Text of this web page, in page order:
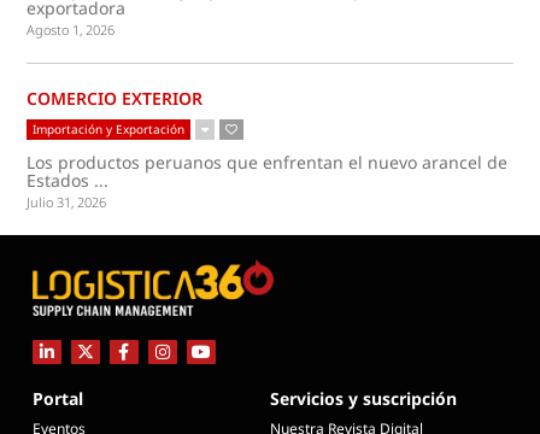
exportadora
Agosto 1, 2026
COMERCIO EXTERIOR
Importación y Exportación
Los productos peruanos que enfrentan el nuevo arancel de
Estados ...
Julio 31, 2026
Portal
Eventos
Servicios y suscripción
Nuestra Revista Digital